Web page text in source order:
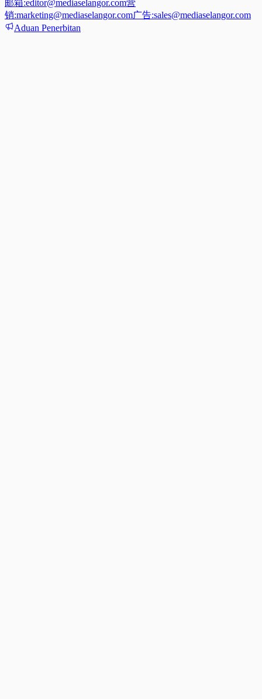
邮箱:editor@mediaselangor.com营
销:marketing@mediaselangor.com广告:sales@mediaselangor.com
Aduan Penerbitan